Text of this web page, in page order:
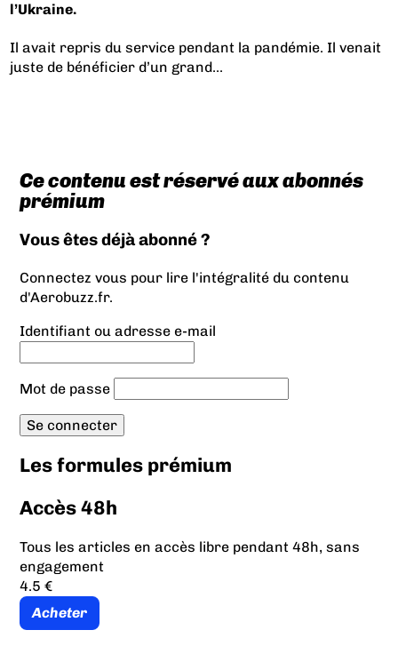
l’Ukraine.
Il avait repris du service pendant la pandémie. Il venait
juste de bénéficier d’un grand...
Ce contenu est réservé aux abonnés
prémium
Vous êtes déjà abonné ?
Connectez vous pour lire l'intégralité du contenu
d'Aerobuzz.fr.
Identifiant ou adresse e-mail
Mot de passe
Les formules prémium
Accès 48h
Tous les articles en accès libre pendant 48h, sans
engagement
4.5 €
Acheter